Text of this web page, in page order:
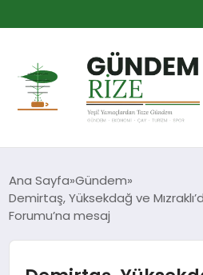
RIZE
Ana Sayfa Gündem
Demirtaş, Yüksekdağ ve
Forumu’na mesaj